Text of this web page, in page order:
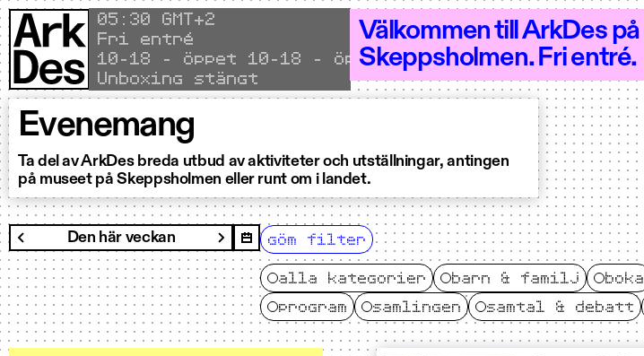
Hoppa till innehållet
Local time
05 : 30 GMT+2
Fri entré
Öppet 10–18 - Öppet 10–18 - Öppet 10–18 - Öppet 10–18
Unboxing stängt
Välkommen till ArkDes på
Skeppsholmen. Fri entré.
Evenemang
Ta del av ArkDes breda utbud av aktiviteter och utställningar, antingen
på museet på Skeppsholmen eller runt om i landet.
Föregående vecka
Den här veckan Nästa veckagöm filter
alla kategorier barn & familj boka
program
samlingen samtal & debatt
filtrera